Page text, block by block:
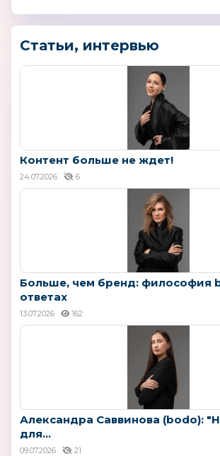
Статьи, интервью
Контент больше не ждет!
24.07.2026 6
Больше, чем бренд: философия
ответах
13.07.2026 162
Александра Саввинова (bodo):
для...
09.07.2026 21